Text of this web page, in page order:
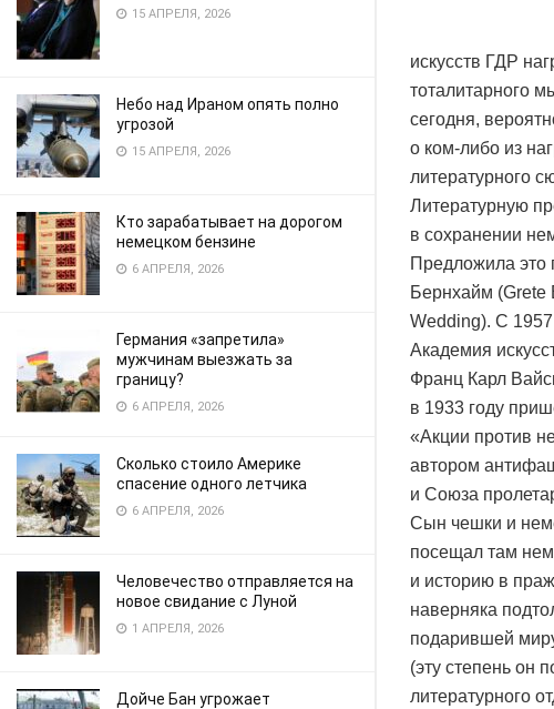
15 АПРЕЛЯ, 2026
Небо над Ираном опять полно
угрозой
15 АПРЕЛЯ, 2026
Кто зарабатывает на дорогом
немецком бензине
6 АПРЕЛЯ, 2026
Германия «запретила»
мужчинам выезжать за
границу?
6 АПРЕЛЯ, 2026
Сколько стоило Америке
спасение одного летчика
6 АПРЕЛЯ, 2026
Человечество отправляется на
новое свидание с Луной
1 АПРЕЛЯ, 2026
Дойче Бан угрожает
искусств ГДР
тоталитарного
сегодня,
о ком-либо из
литературного
Литературную
в сохранении
Предложила это
Бернхайм (Grete
Wedding). С 1957
Академия
Франц Карл
в 1933 году
«Акции против
автором
и Союза
Сын чешки и
посещал там
и историю в
наверняка
подарившей
(эту степень он
литературного